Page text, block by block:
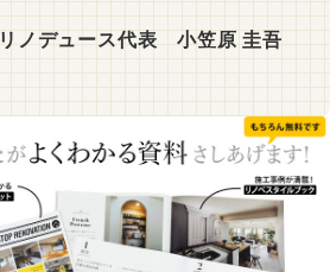
リノデュース代表 小笠原 圭吾